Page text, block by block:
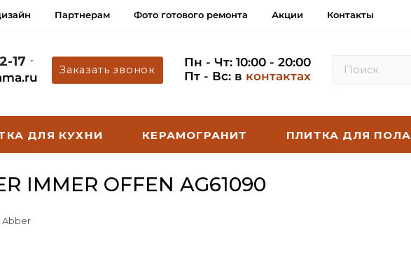
Партнерам Фото готового ремонта Акции Контакты
17
Заказать звонок
Пн - Чт: 10:00 - 20:00
Пт - Вс: в контактах
ДЛЯ КУХНИ КЕРАМОГРАНИТ ПЛИТКА ДЛЯ ПОЛА
OFFEN AG61090
Abber